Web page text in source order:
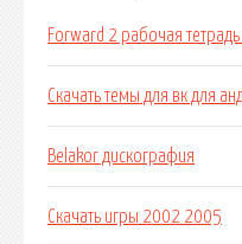
Forward 2 рабочая тетрадь
Скачать темы для вк для
Belakor дискография
Скачать игры 2002 2005